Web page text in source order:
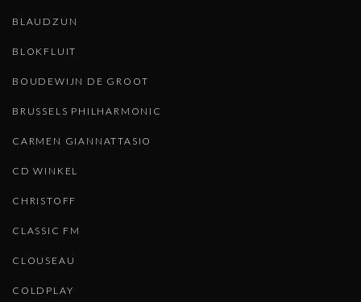
BLAUDZUN
BLOKFLUIT
BOUDEWIJN DE GROOT
BRUSSELS PHILHARMONIC
CARMEN GIANNATTASIO
CD WINKEL
CHRISTOFF
CLASSIC FM
CLOUSEAU
COLDPLAY